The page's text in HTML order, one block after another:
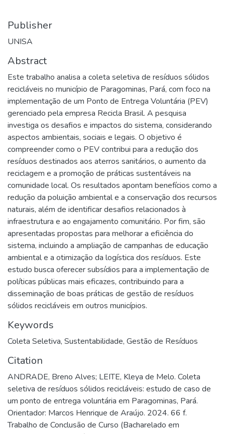
Publisher
UNISA
Abstract
Este trabalho analisa a coleta seletiva de resíduos sólidos
recicláveis no município de Paragominas, Pará, com foco na
implementação de um Ponto de Entrega Voluntária (PEV)
gerenciado pela empresa Recicla Brasil. A pesquisa
investiga os desafios e impactos do sistema, considerando
aspectos ambientais, sociais e legais. O objetivo é
compreender como o PEV contribui para a redução dos
resíduos destinados aos aterros sanitários, o aumento da
reciclagem e a promoção de práticas sustentáveis na
comunidade local. Os resultados apontam benefícios como a
redução da poluição ambiental e a conservação dos recursos
naturais, além de identificar desafios relacionados à
infraestrutura e ao engajamento comunitário. Por fim, são
apresentadas propostas para melhorar a eficiência do
sistema, incluindo a ampliação de campanhas de educação
ambiental e a otimização da logística dos resíduos. Este
estudo busca oferecer subsídios para a implementação de
políticas públicas mais eficazes, contribuindo para a
disseminação de boas práticas de gestão de resíduos
sólidos recicláveis em outros municípios.
Keywords
Coleta Seletiva, Sustentabilidade, Gestão de Resíduos
Citation
ANDRADE, Breno Alves; LEITE, Kleya de Melo. Coleta
seletiva de resíduos sólidos recicláveis: estudo de caso de
um ponto de entrega voluntária em Paragominas, Pará.
Orientador: Marcos Henrique de Araújo. 2024. 66 f.
Trabalho de Conclusão de Curso (Bacharelado em